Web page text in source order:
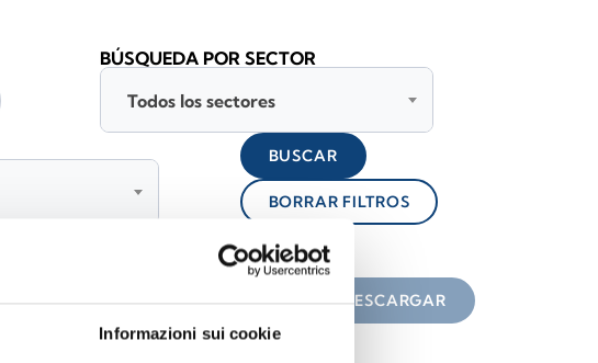
Informazioni sui cookie
DESCARGAR
BÚSQUEDA POR SECTOR
Todos los sectores
BUSCAR
BORRAR FILTROS